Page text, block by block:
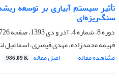
تأثیر سیستم آبیاری بر توسعه
سنگ‌ریزه‌ای
دوره 8، شماره 4، آذر و دی 1393، صفحه
726-734
فهیمه محمدزاده، مهدی قیصری، اسماعیل
مشاهده مقاله
اصل مقاله 986.09 K